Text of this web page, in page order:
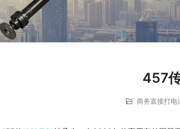
457
商务直接打电